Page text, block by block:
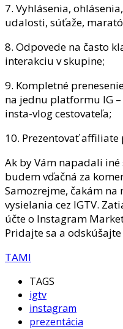
7. Vyhlásenia,
udalosti, súťaže,
8. Odpovede na často
interakciu v skupine;
9. Kompletné
na jednu platformu IG
insta-vlog cestovateľa;
10. Prezentovať
Ak by Vám napadali
budem vďačná za
Samozrejme, čakám na
vysielania cez IGTV.
účte o Instagram
Pridajte sa a
TAMI
TAGS
igtv
instagram
prezentácia